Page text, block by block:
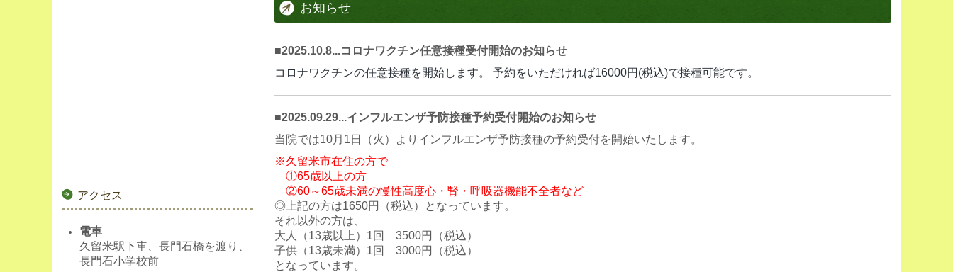
アクセス
電車
久留米駅下車、長門石橋を渡り、
長門石小学校前
お知らせ
■2025.10.8...コロナワクチン任意接種受付開始のお知らせ
コロナワクチンの任意接種を開始します。 予約をいただければ16000円(税込)で接種可能です。
■2025.09.29...インフルエンザ予防接種予約受付開始のお知らせ
当院では10月1日（火）よりインフルエンザ予防接種の予約受付を開始いたします。
※久留米市在住の方で
①65歳以上の方
②60～65歳未満の慢性高度心・腎・呼吸器機能不全者など
◎上記の方は1650円（税込）となっています。
それ以外の方は、
大人（13歳以上）1回 3500円（税込）
子供（13歳未満）1回 3000円（税込）
となっています。